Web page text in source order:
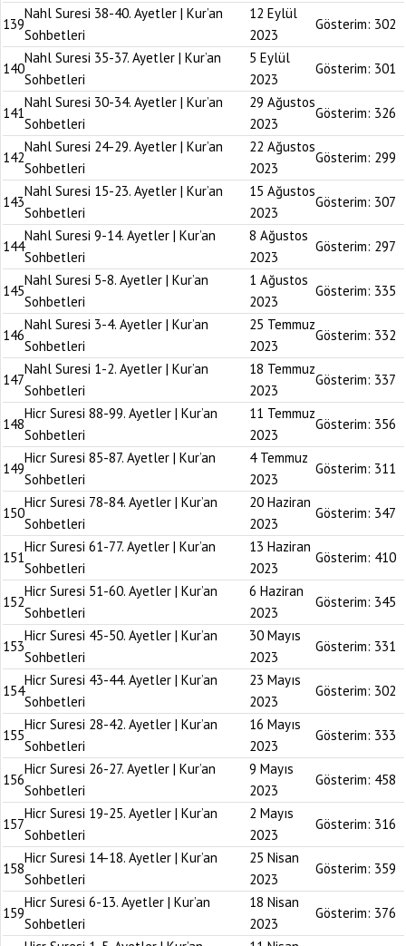
139
Nahl Suresi 38-40. Ayetler | Kur’an
Sohbetleri
12 Eylül
2023
Gösterim: 302
140
Nahl Suresi 35-37. Ayetler | Kur’an
Sohbetleri
5 Eylül
2023
Gösterim: 301
141
Nahl Suresi 30-34. Ayetler | Kur’an
Sohbetleri
29 Ağustos
2023
Gösterim: 326
142
Nahl Suresi 24-29. Ayetler | Kur’an
Sohbetleri
22 Ağustos
2023
Gösterim: 299
143
Nahl Suresi 15-23. Ayetler | Kur’an
Sohbetleri
15 Ağustos
2023
Gösterim: 307
144
Nahl Suresi 9-14. Ayetler | Kur’an
Sohbetleri
8 Ağustos
2023
Gösterim: 297
145
Nahl Suresi 5-8. Ayetler | Kur’an
Sohbetleri
1 Ağustos
2023
Gösterim: 335
146
Nahl Suresi 3-4. Ayetler | Kur’an
Sohbetleri
25 Temmuz
2023
Gösterim: 332
147
Nahl Suresi 1-2. Ayetler | Kur’an
Sohbetleri
18 Temmuz
2023
Gösterim: 337
148
Hicr Suresi 88-99. Ayetler | Kur’an
Sohbetleri
11 Temmuz
2023
Gösterim: 356
149
Hicr Suresi 85-87. Ayetler | Kur’an
Sohbetleri
4 Temmuz
2023
Gösterim: 311
150
Hicr Suresi 78-84. Ayetler | Kur’an
Sohbetleri
20 Haziran
2023
Gösterim: 347
151
Hicr Suresi 61-77. Ayetler | Kur’an
Sohbetleri
13 Haziran
2023
Gösterim: 410
152
Hicr Suresi 51-60. Ayetler | Kur’an
Sohbetleri
6 Haziran
2023
Gösterim: 345
153
Hicr Suresi 45-50. Ayetler | Kur’an
Sohbetleri
30 Mayıs
2023
Gösterim: 331
154
Hicr Suresi 43-44. Ayetler | Kur’an
Sohbetleri
23 Mayıs
2023
Gösterim: 302
155
Hicr Suresi 28-42. Ayetler | Kur’an
Sohbetleri
16 Mayıs
2023
Gösterim: 333
156
Hicr Suresi 26-27. Ayetler | Kur’an
Sohbetleri
9 Mayıs
2023
Gösterim: 458
157
Hicr Suresi 19-25. Ayetler | Kur’an
Sohbetleri
2 Mayıs
2023
Gösterim: 316
158
Hicr Suresi 14-18. Ayetler | Kur’an
Sohbetleri
25 Nisan
2023
Gösterim: 359
159
Hicr Suresi 6-13. Ayetler | Kur’an
Sohbetleri
18 Nisan
2023
Gösterim: 376